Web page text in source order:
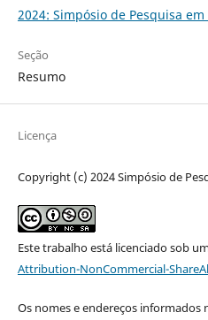
2024: Simpósio de Pesquisa
Seção
Resumo
Licença
Copyright (c) 2024 Simpósio de
Este trabalho está licenciado sob
Attribution-NonCommercial-
Os nomes e endereços informados